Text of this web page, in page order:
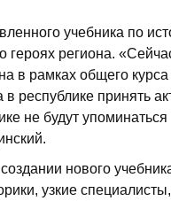
учебника по
региона.
в рамках общего
в республике принять
не будут
нового
узкие